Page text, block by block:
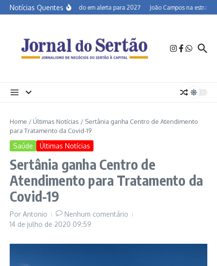
Ir para o conteúdo
Notícias QuentesSemiárido em alerta para 2027 João Campos na estrada
Home / Últimas Notícias / Sertânia ganha Centro de Atendimento
para Tratamento da Covid-19
Saúde Últimas Notícias
Sertânia ganha Centro de
Atendimento para Tratamento da
Covid-19
Por Antonio
Nenhum comentário
14 de julho de 2020 09:59